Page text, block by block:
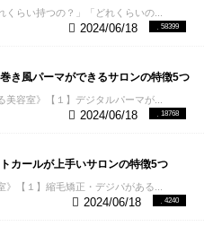
くらい持つの？」「どれくらいの...
58399
2024/06/18
き風パーマができるサロンの特徴5つ
美容室》【１】デジタルパーマが...
18768
2024/06/18
カールが上手いサロンの特徴5つ
》【１】縮毛矯正・デジパがある...
4240
2024/06/18